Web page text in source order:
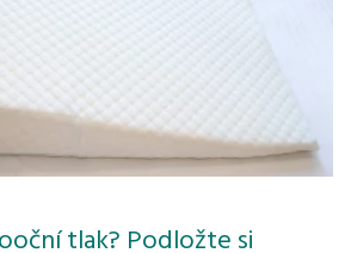
tlak? Podložte si